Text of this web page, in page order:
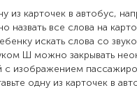
из карточек в автобус,
назвать все слова на
искать слова со
Ш можно закрывать
изображением
одну из карточек в